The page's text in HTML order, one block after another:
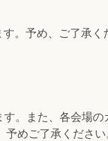
。予め、ご了承く
。また、各会場の
めご了承ください